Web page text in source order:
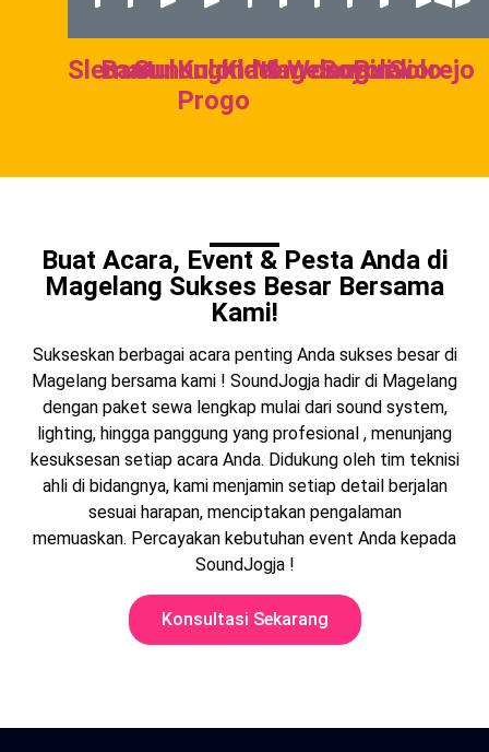
Sleman
Bantul
Gunungkidul
Kulon
Progo
Klaten
Magelang
Wonogiri
Boyolali
Purworejo
Solo
Buat Acara, Event & Pesta Anda di
Magelang Sukses Besar Bersama
Kami!
Sukseskan berbagai acara penting Anda sukses besar di
Magelang bersama kami ! SoundJogja hadir di Magelang
dengan paket sewa lengkap mulai dari sound system,
lighting, hingga panggung yang profesional , menunjang
kesuksesan setiap acara Anda. Didukung oleh tim teknisi
ahli di bidangnya, kami menjamin setiap detail berjalan
sesuai harapan, menciptakan pengalaman
memuaskan. Percayakan kebutuhan event Anda kepada
SoundJogja !
Konsultasi Sekarang